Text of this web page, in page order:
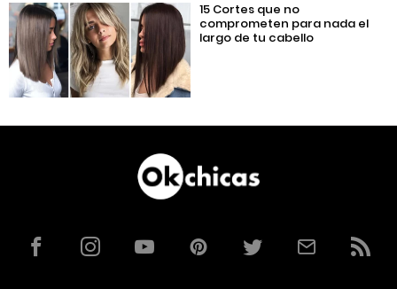
15 Cortes que no
comprometen para nada el
largo de tu cabello
FacebookInstagramYouTubePinterestTwitterCorreoRSS